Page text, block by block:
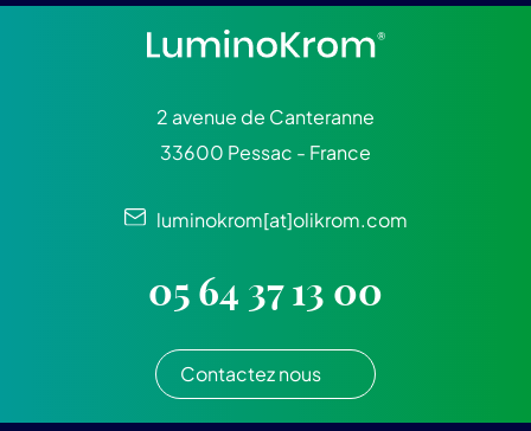
2 avenue de Canteranne
33600 Pessac - France
luminokrom[at]olikrom.com
05 64 37 13 00
Contactez nous